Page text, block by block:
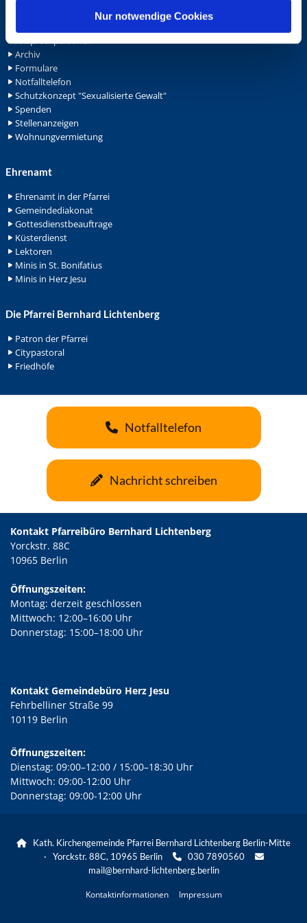
Nur notwendige Cookies
Ansprechpersonen
Archiv
Formulare
Notfalltelefon
Schutzkonzept "Sexualisierte Gewalt"
Spenden
Stellenanzeigen
Wohnungvermietung
Ehrenamt
Ehrenamt in der Pfarrei
Gemeindediakonat
Gottesdienstbeauftrage
Küsterdienst
Lektoren
Minis in St. Bonifatius
Minis in Herz Jesu
Die Pfarrei Bernhard Lichtenberg
Patron der Pfarrei
Citypastoral
Friedhöfe
Notfalltelefon
Nachricht schreiben
Kontakt Pfarreibüro Bernhard Lichtenberg
Yorckstr. 88C
10965 Berlin
Öffnungszeiten:
Montag: derzeit geschlossen
Mittwoch: 12:00–16:00 Uhr
Donnerstag: 15:00–18:00 Uhr
Kontakt Gemeindebüro Herz Jesu
Fehrbelliner Straße 99
10119 Berlin
Öffnungszeiten:
Dienstag: 09:00–12:00 / 15:00–18:30 Uhr
Mittwoch: 09:00-12:00 Uhr
Donnerstag: 09:00-12:00 Uhr

Kath. Kirchengemeinde Pfarrei Bernhard Lichtenberg Berlin-Mitte
· Yorckstr. 88C, 10965 Berlin
030 7890560 
mail@bernhard-lichtenberg.berlin
Kontaktinformationen Impressum